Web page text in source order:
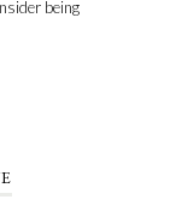
being